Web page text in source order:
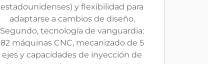
estadounidenses) y flexibilidad para
adaptarse a cambios de diseño.
Segundo, tecnología de vanguardia:
82 máquinas CNC, mecanizado de 5
ejes y capacidades de inyección de